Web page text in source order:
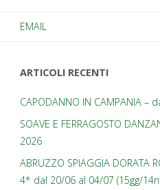
EMAIL
ARTICOLI RECENTI
CAPODANNO IN CAMPANIA
SOAVE E FERRAGOSTO
2026
ABRUZZO SPIAGGIA DORATA
4* dal 20/06 al 04/07 (15gg/